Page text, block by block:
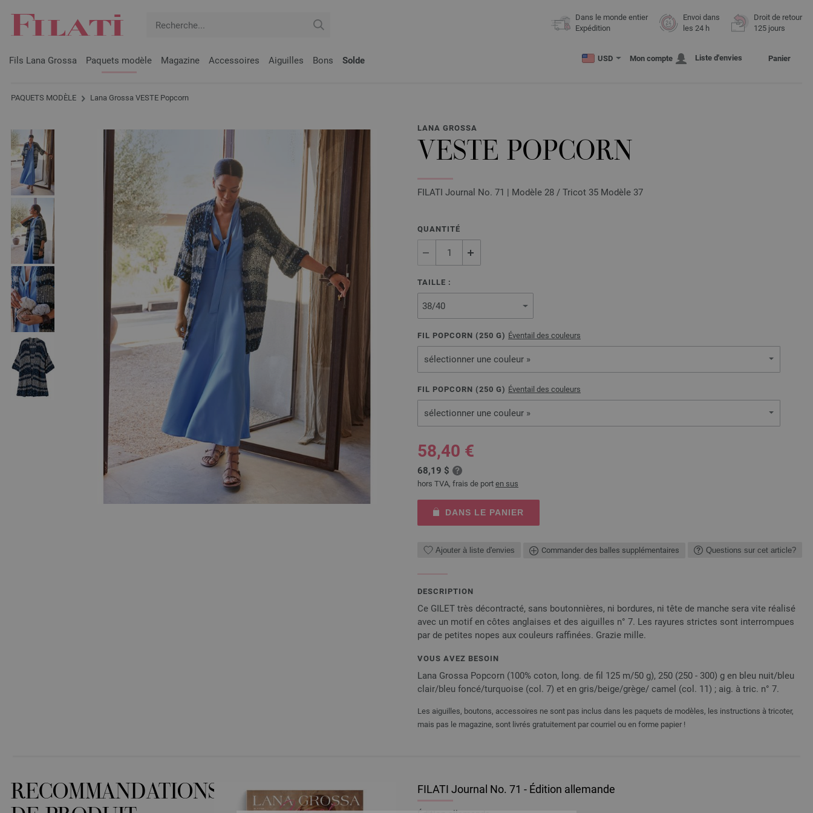
Dans le monde entier
Expédition
Envoi dans
les 24 h
Droit de retour
125 jours
Fils Lana Grossa Paquets modèle Magazine Accessoires Aiguilles Bons Solde USD Mon compte Liste d'envies Panier
PAQUETS MODÈLE Lana Grossa VESTE Popcorn
LANA GROSSA
VESTE POPCORN
FILATI Journal No. 71 | Modèle 28 / Tricot 35 Modèle 37
QUANTITÉ
TAILLE :
FIL POPCORN (250 G) Éventail des couleurs
sélectionner une couleur »
FIL POPCORN (250 G) Éventail des couleurs
sélectionner une couleur »
58,40 €
68,19 $
hors TVA, frais de port en sus
DANS LE PANIER
Ajouter à liste d'envies Commander des balles supplémentaires Questions sur cet article?
DESCRIPTION
Ce GILET très décontracté, sans boutonnières, ni bordures, ni tête de manche sera vite réalisé
avec un motif en côtes anglaises et des aiguilles n° 7. Les rayures strictes sont interrompues
par de petites nopes aux couleurs raffinées. Grazie mille.
VOUS AVEZ BESOIN
Lana Grossa Popcorn (100% coton, long. de fil 125 m/50 g), 250 (250 - 300) g en bleu nuit/bleu
clair/bleu foncé/turquoise (col. 7) et en gris/beige/grège/ camel (col. 11) ; aig. à tric. n° 7.
Les aiguilles, boutons, accessoires ne sont pas inclus dans les paquets de modèles, les instructions à tricoter,
mais pas le magazine, sont livrés gratuitement par courriel ou en forme papier !
RECOMMANDATIONS
FILATI Journal No. 71 - Édition allemande